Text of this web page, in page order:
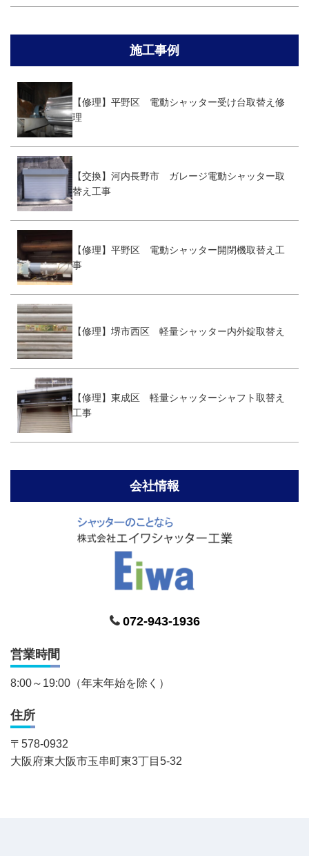
施工事例
【修理】平野区 電動シャッター受け台取替え修
理
【交換】河内長野市 ガレージ電動シャッター取
替え工事
【修理】平野区 電動シャッター開閉機取替え工
事
【修理】堺市西区 軽量シャッター内外錠取替え
【修理】東成区 軽量シャッターシャフト取替え
工事
会社情報
072-943-1936
営業時間
8:00～19:00（年末年始を除く）
住所
〒 578-0932
大阪府東大阪市玉串町東3丁目5-32